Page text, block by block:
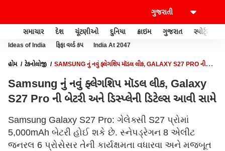
સમાચાર દેશ ચૂંટણીઓ દુનિયા ક્રાઇમ ગુજરાત સ્પોર્ટ્સ
Ideas of India ફિફા વર્લ્ડ કપ India At 2047
હોમ ટેકનોલોજી
SAMSUNG નું નવું ફ્લેગશિપ મૉડલ લીક, GALAXY S27 PRO ની
Samsung નું નવું ફ્લેગશિપ મૉડલ લીક, Galaxy
S27 Pro ની બેટરી અને ડિસ્પ્લેની ડિટેલ્સ આવી સામે
Samsung Galaxy S27 Pro: ગેલેક્સી S27 પ્રોમાં
5,000mAh બેટરી હોઈ શકે છે. સ્નેપડ્રેગન 8 એલીટ
જનરલ 6 પ્રોસેસર તેની કાર્યક્ષમતા વધારવા અને મજબૂત